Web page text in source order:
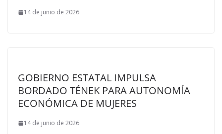
14 de junio de 2026
GOBIERNO ESTATAL IMPULSA
BORDADO TÉNEK PARA AUTONOMÍA
ECONÓMICA DE MUJERES
14 de junio de 2026